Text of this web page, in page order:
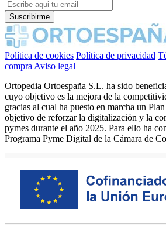
Política de cookies Política de privacidad
compra Aviso legal
Ortopedia Ortoespaña S.L. ha sido
cuyo objetivo es la mejora de la
gracias al cual ha puesto en marcha un
objetivo de reforzar la digitalización y la
pymes durante el año 2025. Para ello ha
Programa Pyme Digital de la Cámara de